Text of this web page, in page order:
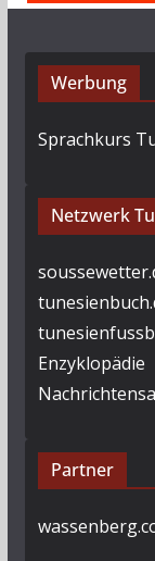
Werbung
Sprachkurs
Netzwerk
Enzyklopädie
Partner